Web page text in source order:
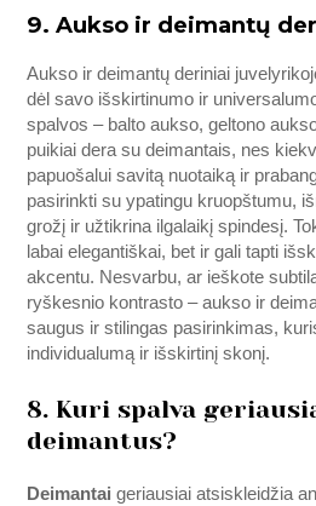
9. Aukso ir deimantų
Aukso ir deimantų deriniai
dėl savo išskirtinumo ir
spalvos – balto aukso, geltono
puikiai dera su deimantais, nes
papuošalui savitą nuotaiką ir
pasirinkti su ypatingu kruopštumu,
grožį ir užtikrina ilgalaikį spindesį.
labai elegantiškai, bet ir gali tapti
akcentu. Nesvarbu, ar ieškote
ryškesnio kontrasto – aukso ir
saugus ir stilingas pasirinkimas,
individualumą ir išskirtinį skonį.
8. Kuri spalva
deimantus?
Deimantai geriausiai atsiskleidžia